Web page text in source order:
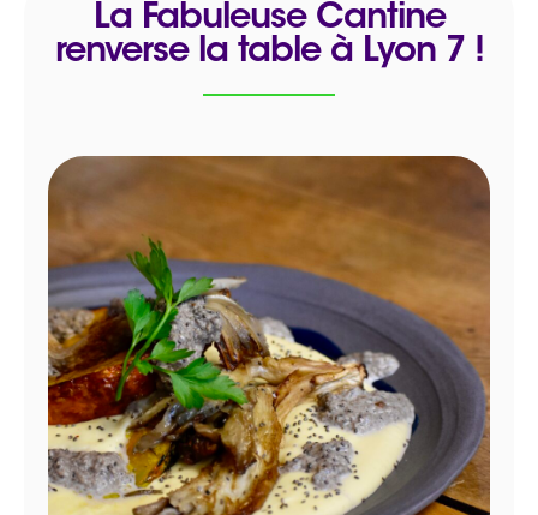
La Fabuleuse Cantine
renverse la table à Lyon 7 !